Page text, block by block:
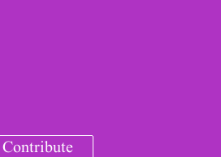
Contribute